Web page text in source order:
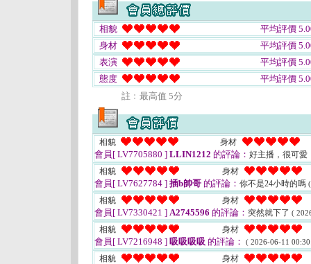
相貌
平均評價
身材
平均評價
表演
平均評價
態度
平均評價
註﹕最高值 5分
相貌 身材
會員[ LV7705880 ] LLIN1212 的評論： 好主播，很可
相貌
身材
會員[ LV7627784 ] 插b帥哥 的評論： 你不是24小時的嗎
相貌 身材
會員[ LV7330421 ] A2745596 的評論： 突然就下了 (
相貌 身材
會員[ LV7216948 ] 吸吸吸吸 的評論： ( 2026-06-11
相貌 身材